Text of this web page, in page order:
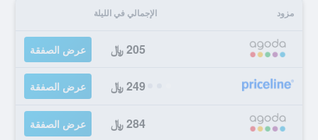
مزود الإجمالي في الليلة
205 ﷼ عرض الصفقة
249 ﷼ عرض الصفقة
284 ﷼ عرض الصفقة